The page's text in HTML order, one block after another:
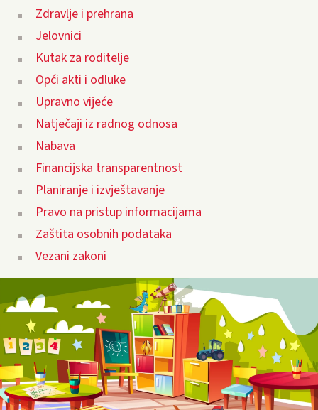
Zdravlje i prehrana
Jelovnici
Kutak za roditelje
Opći akti i odluke
Upravno vijeće
Natječaji iz radnog odnosa
Nabava
Financijska transparentnost
Planiranje i izvještavanje
Pravo na pristup informacijama
Zaštita osobnih podataka
Vezani zakoni